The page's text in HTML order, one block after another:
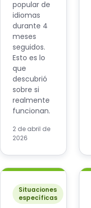
popular de
idiomas
durante 4
meses
seguidos.
Esto es lo
que
descubrió
sobre si
realmente
funcionan.
2 de abril de
2026
Situaciones
específicas